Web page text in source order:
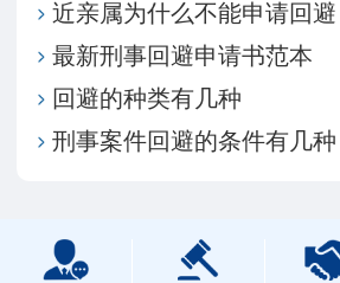
近亲属为什么不能申请回避
最新刑事回避申请书范本
回避的种类有几种
刑事案件回避的条件有几种